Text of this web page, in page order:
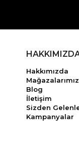
Hakkımızda
Mağazalarımız
Blog
İletişim
Sizden
Kampanyalar